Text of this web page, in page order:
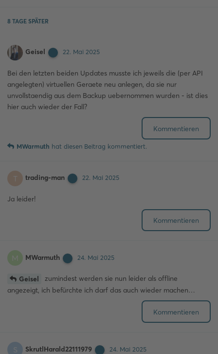
8 TAGE SPÄTER
Geisel 22. Mai 2025
Bei den letzten beiden Updates musste ich jeweils die (per API
angelegten) virtuellen Geraete neu anlegen, da sie nur
unvollstaendig aus dem Backup uebernommen wurden - ist dies
hier auch wieder der Fall?
Kommentieren
MWarmuth hat diesen Beitrag kommentiert.
T trading-man 22. Mai 2025
Ja leider!
Kommentieren
M MWarmuth 24. Mai 2025
Geisel
zumindest werden sie nun leider als offline
angezeigt, ich befürchte ich darf das auch wieder machen…
Kommentieren
S SkrutlHarald22111979 24. Mai 2025